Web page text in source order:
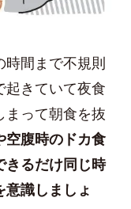
時間まで不規則
起きていて夜食
まって朝食を抜
空腹時のドカ食
きるだけ同じ時
識しましょ